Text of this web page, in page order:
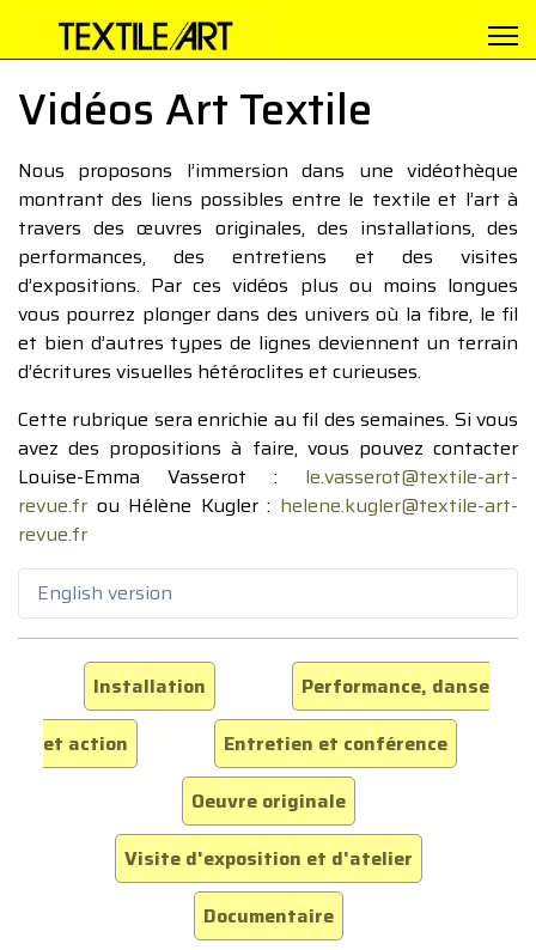
Vidéos Art Textile
Nous proposons l’immersion dans une vidéothèque
montrant des liens possibles entre le textile et l’art à
travers des œuvres originales, des installations, des
performances, des entretiens et des visites
d’expositions. Par ces vidéos plus ou moins longues
vous pourrez plonger dans des univers où la fibre, le fil
et bien d’autres types de lignes deviennent un terrain
d’écritures visuelles hétéroclites et curieuses.
Cette rubrique sera enrichie au fil des semaines. Si vous
avez des propositions à faire, vous pouvez contacter
Louise-Emma Vasserot : le.vasserot@textile-art-
revue.fr ou Hélène Kugler : helene.kugler@textile-art-
revue.fr
English version
Installation
Performance, danse
et action
Entretien et conférence
Oeuvre originale
Visite d'exposition et d'atelier
Documentaire